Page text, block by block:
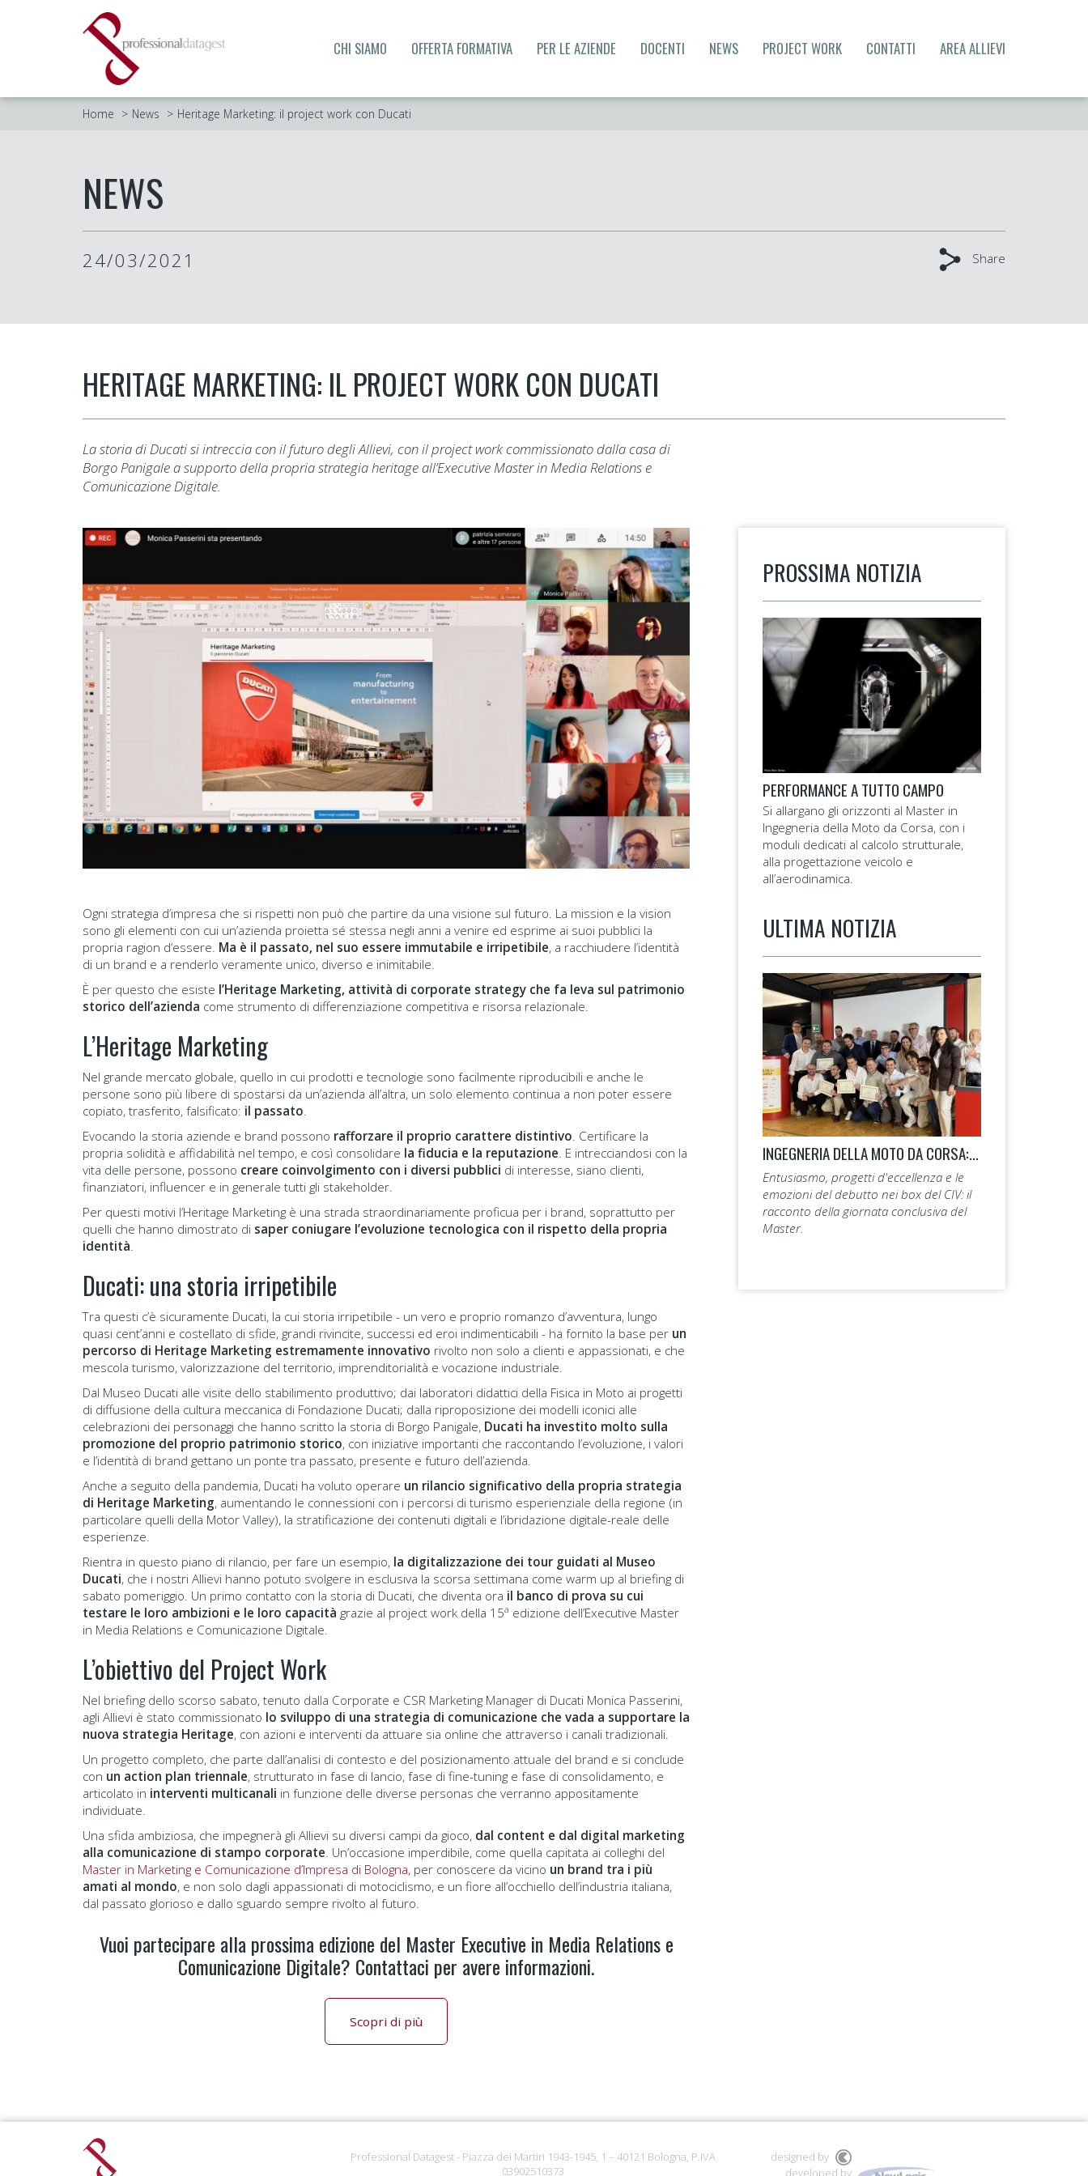
CHI SIAMO OFFERTA FORMATIVA PER LE AZIENDE DOCENTI NEWS PROJECT WORK CONTATTI AREA ALLIEVI
Home News Heritage Marketing: il project work con Ducati
NEWS
24/03/2021 Share
HERITAGE MARKETING: IL PROJECT WORK CON DUCATI
La storia di Ducati si intreccia con il futuro degli Allievi, con il project work commissionato dalla casa di
Borgo Panigale a supporto della propria strategia heritage all’Executive Master in Media Relations e
Comunicazione Digitale.
Ogni strategia d’impresa che si rispetti non può che partire da una visione sul futuro. La mission e la vision
sono gli elementi con cui un’azienda proietta sé stessa negli anni a venire ed esprime ai suoi pubblici la
propria ragion d’essere. Ma è il passato, nel suo essere immutabile e irripetibile, a racchiudere l’identità
di un brand e a renderlo veramente unico, diverso e inimitabile.
È per questo che esiste l’Heritage Marketing, attività di corporate strategy che fa leva sul patrimonio
storico dell’azienda come strumento di differenziazione competitiva e risorsa relazionale.
L’Heritage Marketing
Nel grande mercato globale, quello in cui prodotti e tecnologie sono facilmente riproducibili e anche le
persone sono più libere di spostarsi da un’azienda all’altra, un solo elemento continua a non poter essere
copiato, trasferito, falsificato: il passato
Evocando la storia aziende e brand possono rafforzare il proprio carattere distintivo . Certificare la
propria solidità e affidabilità nel tempo, e così consolidare la fiducia e la reputazione . E intrecciandosi con la
vita delle persone, possono creare coinvolgimento con i diversi pubblici di interesse, siano clienti,
finanziatori, influencer e in generale tutti gli stakeholder.
Per questi motivi l’Heritage Marketing è una strada straordinariamente proficua per i brand, soprattutto per
quelli che hanno dimostrato di saper coniugare l’evoluzione tecnologica con il rispetto della propria
identità
Ducati: una storia irripetibile
Tra questi c’è sicuramente Ducati, la cui storia irripetibile - un vero e proprio romanzo d’avventura, lungo
quasi cent’anni e costellato di sfide, grandi rivincite, successi ed eroi indimenticabili - ha fornito la base per un
percorso di Heritage Marketing estremamente innovativo rivolto non solo a clienti e appassionati, e che
mescola turismo, valorizzazione del territorio, imprenditorialità e vocazione industriale.
Dal Museo Ducati alle visite dello stabilimento produttivo; dai laboratori didattici della Fisica in Moto ai progetti
di diffusione della cultura meccanica di Fondazione Ducati; dalla riproposizione dei modelli iconici alle
celebrazioni dei personaggi che hanno scritto la storia di Borgo Panigale, Ducati ha investito molto sulla
promozione del proprio patrimonio storico, con iniziative importanti che raccontando l’evoluzione, i valori
e l’identità di brand gettano un ponte tra passato, presente e futuro dell’azienda.
Anche a seguito della pandemia, Ducati ha voluto operare un rilancio significativo della propria strategia
di Heritage Marketing, aumentando le connessioni con i percorsi di turismo esperienziale della regione (in
particolare quelli della Motor Valley), la stratificazione dei contenuti digitali e l’ibridazione digitale-reale delle
esperienze.
Rientra in questo piano di rilancio, per fare un esempio, la digitalizzazione dei tour guidati al Museo
Ducati, che i nostri Allievi hanno potuto svolgere in esclusiva la scorsa settimana come warm up al briefing di
sabato pomeriggio. Un primo contatto con la storia di Ducati, che diventa ora il banco di prova su cui
testare le loro ambizioni e le loro capacità grazie al project work della 15a edizione dell’Executive Master
in Media Relations e Comunicazione Digitale.
L’obiettivo del Project Work
Nel briefing dello scorso sabato, tenuto dalla Corporate e CSR Marketing Manager di Ducati Monica Passerini,
agli Allievi è stato commissionato lo sviluppo di una strategia di comunicazione che vada a supportare la
nuova strategia Heritage, con azioni e interventi da attuare sia online che attraverso i canali tradizionali.
Un progetto completo, che parte dall’analisi di contesto e del posizionamento attuale del brand e si conclude
con un action plan triennale, strutturato in fase di lancio, fase di fine-tuning e fase di consolidamento, e
articolato in interventi multicanali in funzione delle diverse personas che verranno appositamente
individuate.
Una sfida ambiziosa, che impegnerà gli Allievi su diversi campi da gioco, dal content e dal digital marketing
alla comunicazione di stampo corporate . Un’occasione imperdibile, come quella capitata ai colleghi del
Master in Marketing e Comunicazione d’Impresa di Bologna, per conoscere da vicino un brand tra i più
amati al mondo, e non solo dagli appassionati di motociclismo, e un fiore all’occhiello dell’industria italiana,
dal passato glorioso e dallo sguardo sempre rivolto al futuro.
Vuoi partecipare alla prossima edizione del Master Executive in Media Relations e
Comunicazione Digitale? Contattaci per avere informazioni.
Scopri di più
PROSSIMA NOTIZIA
PERFORMANCE A TUTTO CAMPO
Si allargano gli orizzonti al Master in
Ingegneria della Moto da Corsa, con i
moduli dedicati al calcolo strutturale,
alla progettazione veicolo e
all’aerodinamica.
ULTIMA NOTIZIA
INGEGNERIA DELLA MOTO DA CORSA: LA 14ª EDIZIONE TAGLIA IL TRAGUARDO.
Entusiasmo, progetti d'eccellenza e le
emozioni del debutto nei box del CIV: il
racconto della giornata conclusiva del
Master.
Professional Datagest - Piazza dei Martiri 1943-1945, 1 – 40121 Bologna, P.IVA
03902510373
designed by